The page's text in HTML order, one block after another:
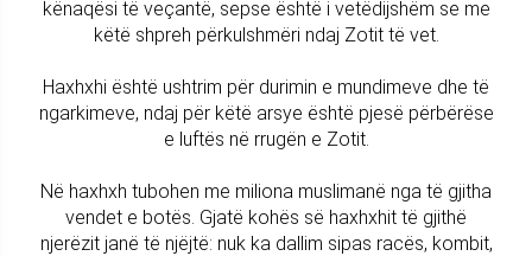
kënaqësi të veçantë, sepse është i vetëdijshëm se me
këtë shpreh përkulshmëri ndaj Zotit të vet.
Haxhxhi është ushtrim për durimin e mundimeve dhe të
ngarkimeve, ndaj për këtë arsye është pjesë përbërëse
e luftës në rrugën e Zotit.
Në haxhxh tubohen me miliona muslimanë nga të gjitha
vendet e botës. Gjatë kohës së haxhxhit të gjithë
njerëzit janë të njëjtë: nuk ka dallim sipas racës, kombit,